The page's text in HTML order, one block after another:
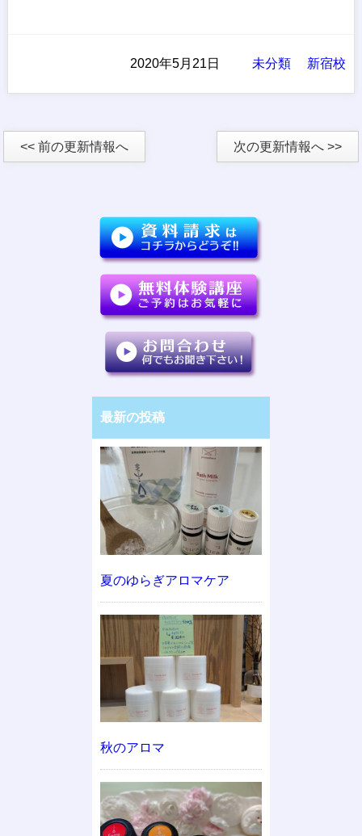
新宿校
未分類
2020年5月21日
<< 前の更新情報へ 次の更新情報へ >>
最新の投稿
夏のゆらぎアロマケア
秋のアロマ